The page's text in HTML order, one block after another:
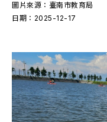
圖片來源： 臺南市教育局
日期： 2025-12-17